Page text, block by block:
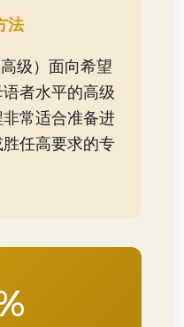
法
级）面向希望
者水平的高级
常适合准备进
任高要求的专